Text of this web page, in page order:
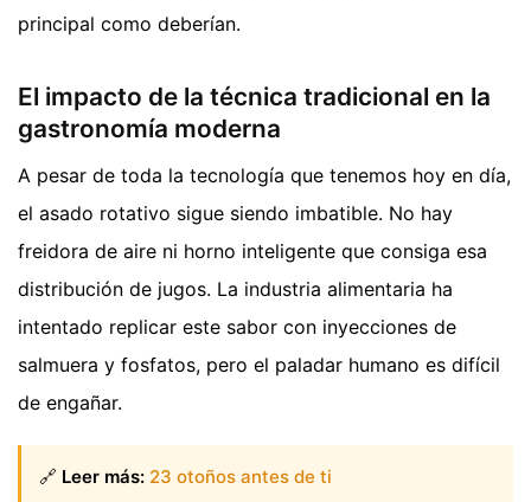
principal como deberían.
El impacto de la técnica tradicional en la
gastronomía moderna
A pesar de toda la tecnología que tenemos hoy en día,
el asado rotativo sigue siendo imbatible. No hay
freidora de aire ni horno inteligente que consiga esa
distribución de jugos. La industria alimentaria ha
intentado replicar este sabor con inyecciones de
salmuera y fosfatos, pero el paladar humano es difícil
de engañar.
🔗 Leer más: 23 otoños antes de ti